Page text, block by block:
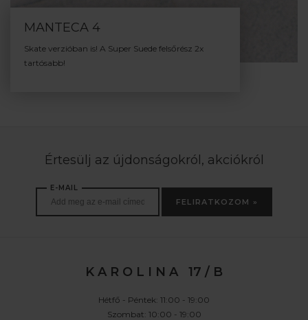
MANTECA 4
Skate verzióban is! A Super Suede felsőrész 2x
tartósabb!
Értesülj az újdonságokról, akciókról
E-MAIL
FELIRATKOZOM »
K A R O L I N A 17 / B
Hétfő - Péntek: 11:00 - 19:00
Szombat: 10:00 - 19:00